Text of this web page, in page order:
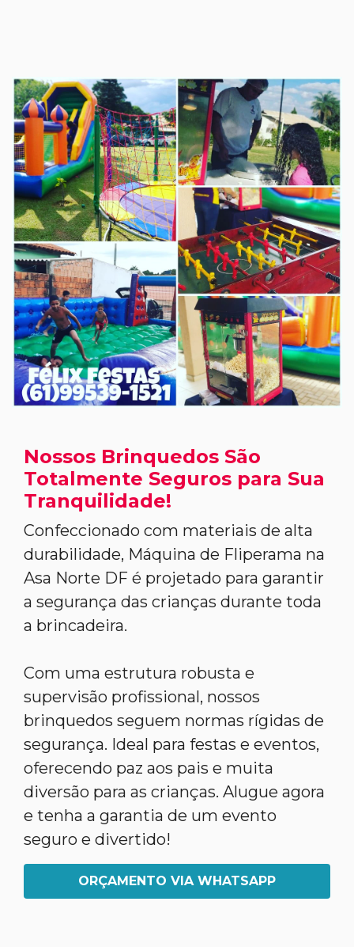
Nossos Brinquedos São
Totalmente Seguros para Sua
Tranquilidade!
Confeccionado com materiais de alta
durabilidade, Máquina de Fliperama na
Asa Norte DF é projetado para garantir
a segurança das crianças durante toda
a brincadeira.
Com uma estrutura robusta e
supervisão profissional, nossos
brinquedos seguem normas rígidas de
segurança. Ideal para festas e eventos,
oferecendo paz aos pais e muita
diversão para as crianças. Alugue agora
e tenha a garantia de um evento
seguro e divertido!
ORÇAMENTO VIA WHATSAPP